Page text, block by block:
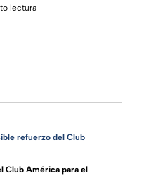
lectura
refuerzo del Club
Club América para el